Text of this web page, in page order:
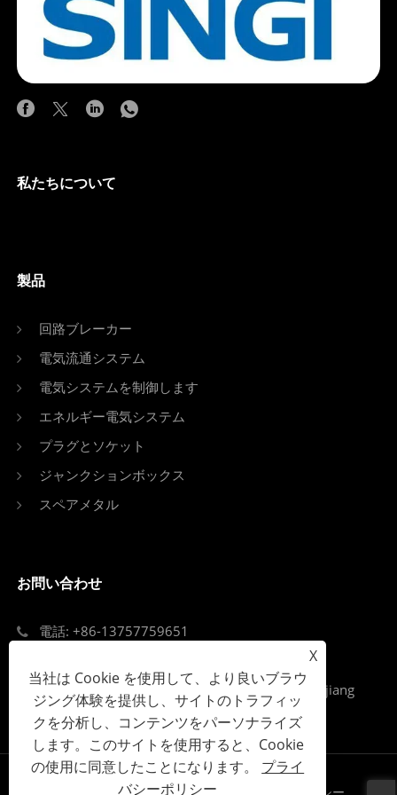
私たちについて
製品
回路ブレーカー
電気流通システム
電気システムを制御します
エネルギー電気システム
プラグとソケット
ジャンクションボックス
スペアメタル
お問い合わせ
電話: +86-13757759651
Add: ルーキアオストリート、オウハイ地区、Zejiang
省、Wenzhou市
X
当社は Cookie を使用して、より良いブラウ
ジング体験を提供し、サイトのトラフィッ
クを分析し、コンテンツをパーソナライズ
します。このサイトを使用すると、Cookie
の使用に同意したことになります。 プライ
バシーポリシー